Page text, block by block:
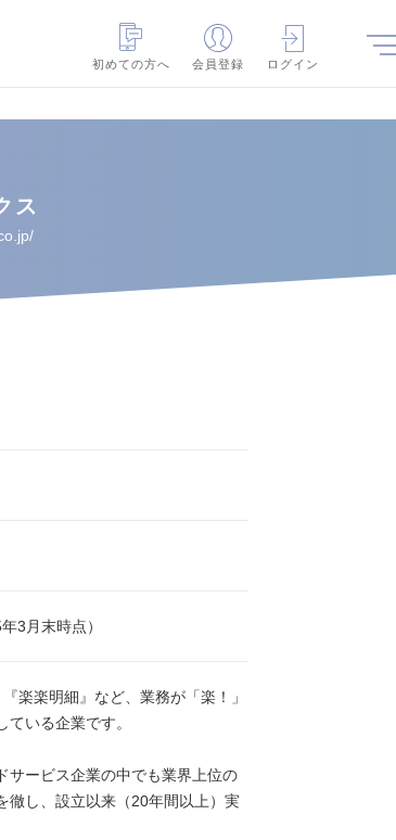
初めての方へ
会員登録 ログイン
ス
3月末時点）
楽楽明細』など、業務が「楽！」
いる企業です。
サービス企業の中でも業界上位の
徹し、設立以来（20年間以上）実